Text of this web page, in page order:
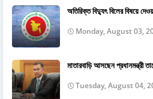
অতিরিক্ত বিদ্যুৎ বিলের বিষয়ে
Monday, August 03,
মাতারবাড়ি আসছেন প্রধানমন্ত্রী
Tuesday, August 04,